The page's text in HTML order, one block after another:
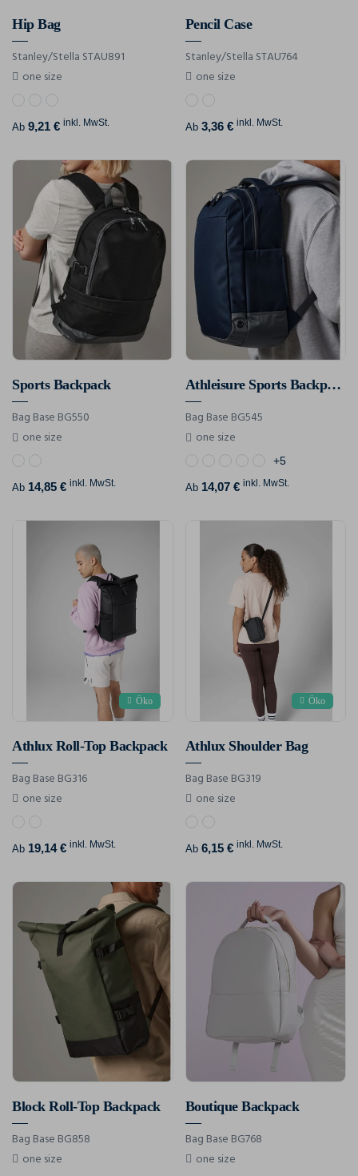
Hip Bag
Stanley/Stella STAU891
one size
Ab 9,21 € inkl. MwSt.
Pencil Case
Stanley/Stella STAU764
one size
Ab 3,36 € inkl. MwSt.
Sports Backpack
Bag Base BG550
one size
Ab 14,85 € inkl. MwSt.
Athleisure Sports Backpack
Bag Base BG545
one size
+5
Ab 14,07 € inkl. MwSt.
Öko
Athlux Roll-Top Backpack
Bag Base BG316
one size
Ab 19,14 € inkl. MwSt.
Öko
Athlux Shoulder Bag
Bag Base BG319
one size
Ab 6,15 € inkl. MwSt.
Block Roll-Top Backpack
Bag Base BG858
one size
Boutique Backpack
Bag Base BG768
one size